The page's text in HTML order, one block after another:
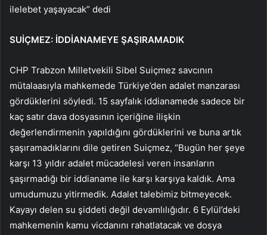
ilelebet yaşayacak” dedi
SUİÇMEZ: İDDİANAMEYE ŞAŞIRAMADIK
CHP Trabzon Milletvekili Sibel Suiçmez savcının
mütalaasıyla mahkemede Türkiye’den adalet manzarası
gördüklerini söyledi. 15 sayfalık iddianamede sadece bir
kaç satır dava dosyasının içeriğine ilişkin
değerlendirmenin yapıldığını gördüklerini ve buna artık
şaşıramadıklarını dile getiren Suiçmez, “Bugün her şeye
karşı 13 yıldır adalet mücadelesi veren insanların
şaşırmadığı bir iddianame ile karşı karşıya kaldık. Ama
umudumuzu yitirmedik. Adalet talebimiz bitmeyecek.
Kayayı delen su şiddeti değil devamlılığıdır. 6 Eylül’deki
mahkemenin kamu vicdanını rahatlatacak ve dosya